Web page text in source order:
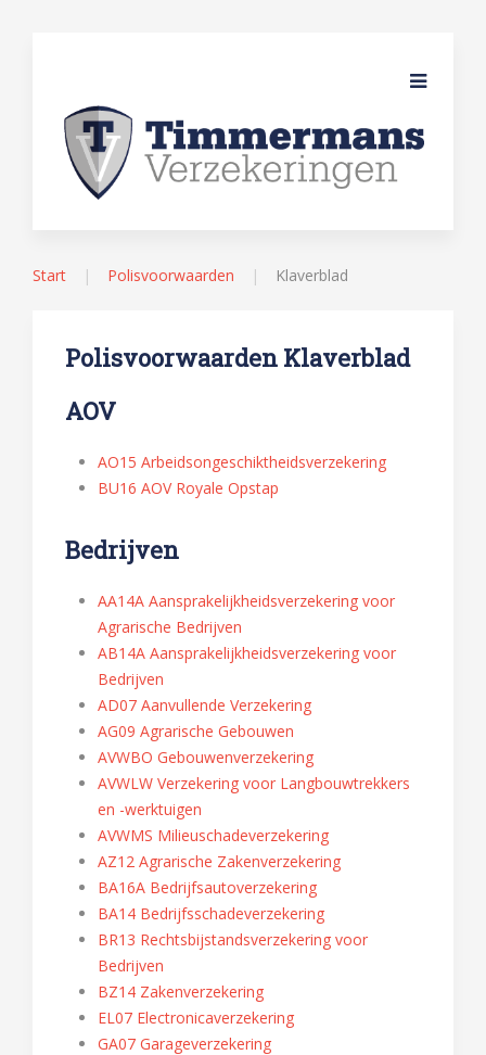
Start Polisvoorwaarden Klaverblad
Polisvoorwaarden Klaverblad
AOV
AO15 Arbeidsongeschiktheidsverzekering
BU16 AOV Royale Opstap
Bedrijven
AA14A Aansprakelijkheidsverzekering voor
Agrarische Bedrijven
AB14A Aansprakelijkheidsverzekering voor
Bedrijven
AD07 Aanvullende Verzekering
AG09 Agrarische Gebouwen
AVWBO Gebouwenverzekering
AVWLW Verzekering voor Langbouwtrekkers
en -werktuigen
AVWMS Milieuschadeverzekering
AZ12 Agrarische Zakenverzekering
BA16A Bedrijfsautoverzekering
BA14 Bedrijfsschadeverzekering
BR13 Rechtsbijstandsverzekering voor
Bedrijven
BZ14 Zakenverzekering
EL07 Electronicaverzekering
GA07 Garageverzekering